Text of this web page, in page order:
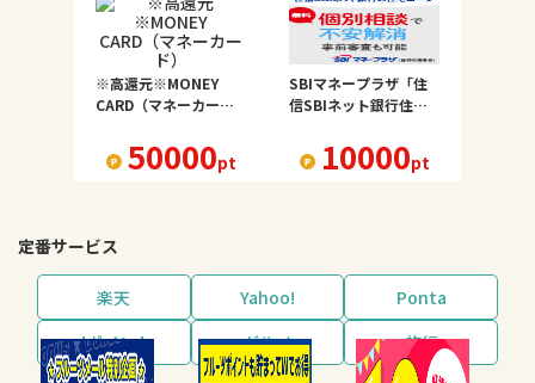
※高還元※MONEY
CARD（マネーカー
50000pt
SBIマネープラザ「住
信SBIネット銀行住宅
10000pt
定番サービス
楽天 Yahoo!
Ponta
dポイント
グルメ 旅行